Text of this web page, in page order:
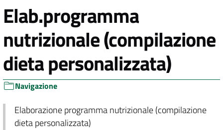
Elab.programma
nutrizionale (compilazione
dieta personalizzata)
Navigazione
Elaborazione programma nutrizionale (compilazione
dieta personalizzata)